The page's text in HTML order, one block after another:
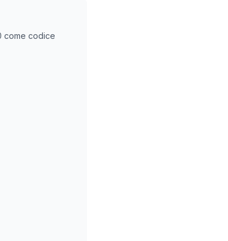
come codice